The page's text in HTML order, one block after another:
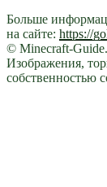
Больше
на сайте: https://
© Minecraft-
Изображения,
собственностью